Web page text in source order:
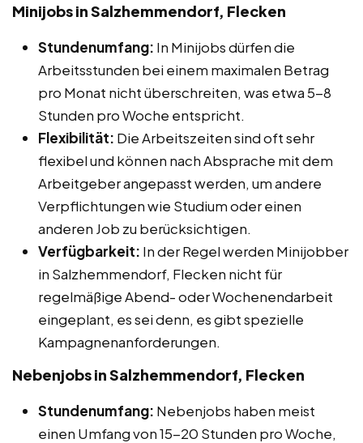
Minijobs in Salzhemmendorf, Flecken
Stundenumfang: In Minijobs dürfen die
Arbeitsstunden bei einem maximalen Betrag
pro Monat nicht überschreiten, was etwa 5-8
Stunden pro Woche entspricht.
Flexibilität: Die Arbeitszeiten sind oft sehr
flexibel und können nach Absprache mit dem
Arbeitgeber angepasst werden, um andere
Verpflichtungen wie Studium oder einen
anderen Job zu berücksichtigen.
Verfügbarkeit: In der Regel werden Minijobber
in Salzhemmendorf, Flecken nicht für
regelmäßige Abend- oder Wochenendarbeit
eingeplant, es sei denn, es gibt spezielle
Kampagnenanforderungen.
Nebenjobs in Salzhemmendorf, Flecken
Stundenumfang: Nebenjobs haben meist
einen Umfang von 15-20 Stunden pro Woche,